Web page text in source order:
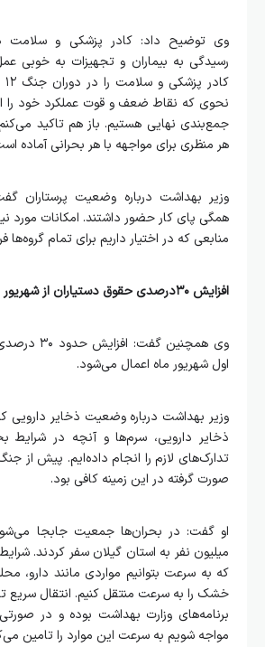
وی توضیح داد: کادر پزشکی و سلامت
رسیدگی به بیماران و تجهیزات به خوبی
نحوی که نقاط ضعف و قوت عملکرد خود را
جمع‌بندی نهایی هستیم. باز هم تاکید
هر منظری برای مواجهه با هر بحرانی آماده
وزیر بهداشت درباره وضعیت پرستاران
همگی پای کار حضور داشتند. امکانات مورد
منابعی که در اختیار داریم برای تمام گروه‌ها
افزایش ۳۰درصدی حقوق دستیاران از شهریور اعمال می‌شود
وی همچنین
اول شهریور ماه اعمال می‌شود.
وزیر بهداشت درباره وضعیت ذخایر دارویی
ذخایر دارویی، سرم‌ها و آنچه در شرایط
صورت گرفته در این زمینه کافی بود.
میلیون نفر به استان گیلان سفر کردند.
که به سرعت بتوانیم مواردی مانند دارو،
خشک را به سرعت منتقل کنیم. انتقال سریع
برنامه‌های وزارت بهداشت بوده و در
مواجه شویم به سرعت این موارد را تامین